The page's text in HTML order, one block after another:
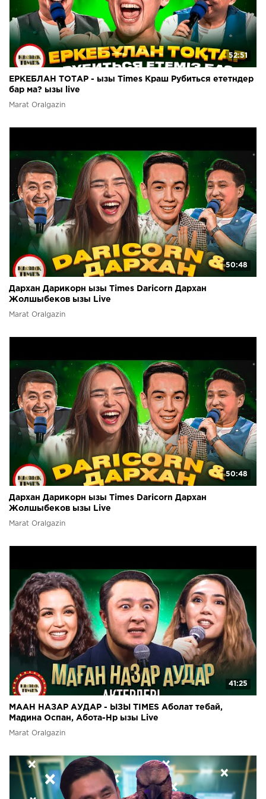
52:51
ЕРКЕБЛАН ТОТАР - ызы Times Краш Рубиться ететндер
бар ма? ызы live
Marat Oralgazin
50:48
Дархан Дарикорн ызы Times Daricorn Дархан
Жолшыбеков ызы Live
Marat Oralgazin
50:48
Дархан Дарикорн ызы Times Daricorn Дархан
Жолшыбеков ызы Live
Marat Oralgazin
41:25
МААН НАЗАР АУДАР - ЫЗЫ TIMES Аболат тебай,
Мадина Оспан, Абота-Нр ызы Live
Marat Oralgazin